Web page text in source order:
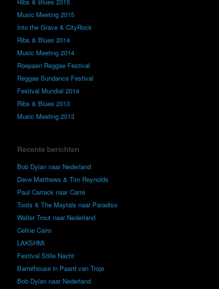
Music Meeting 2015
Into the Grave & CityRock
Ribs & Blues 2014
Music Meeting 2014
Roepaen Reggae Festival
Reggae Sundance Festival
Festival Mundial 2014
Ribs & Blues 2013
Music Meeting 2013
Recente berichten
Bob Dylan naar Nederland
Dave Matthews & Tim Reynolds
Paul Carrack naar Carré
Toots & The Maytals naar Paradiso
Walter Trout naar Nederland
Celine Cairo
LAKSHMI
Festival Stille Nacht
Barrelhouse in Paard van Troje
Bob Dylan naar Nederland